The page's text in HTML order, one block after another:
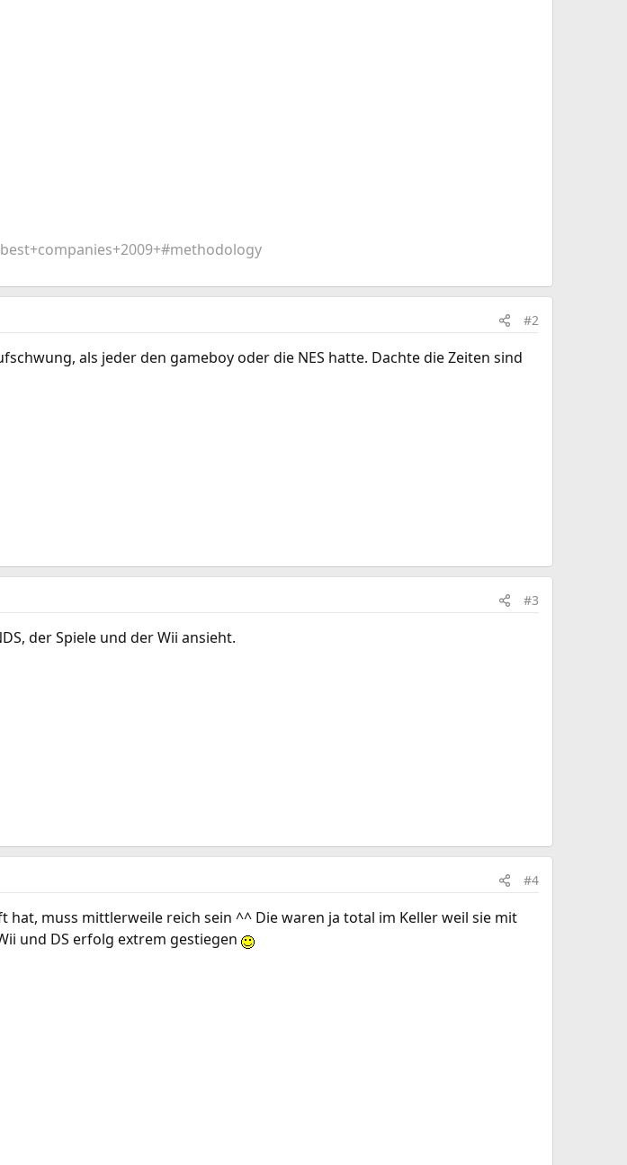
#2
als jeder den gameboy oder die NES hatte. Dachte die Zeiten sind
#3
der Spiele und der Wii ansieht.
#4
hat, muss mittlerweile reich sein ^^ Die waren ja total im Keller weil sie mit
und DS erfolg extrem gestiegen